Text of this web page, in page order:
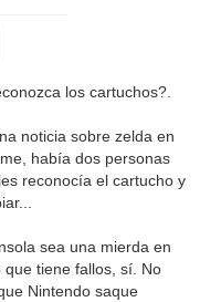
los cartuchos?.
noticia sobre zelda en
había dos personas
reconocía el cartucho y
sea una mierda en
tiene fallos, sí. No
Nintendo saque